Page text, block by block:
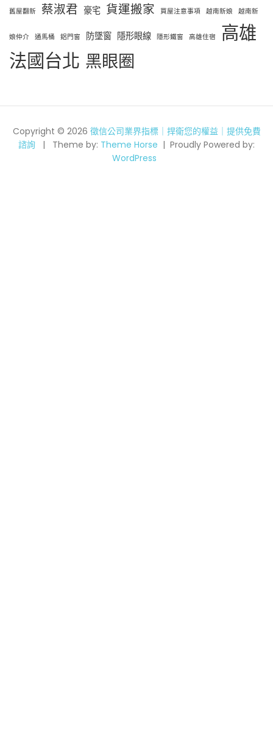
舊屋翻新 蔡淑君 豪宅 貨運搬家 買屋注意事項 越南新娘 越南新
娘仲介 通馬桶 鋁門窗 防墜窗 隱形眼線 隱形鐵窗 高雄住宿
高雄
法國台北 黑眼圈
Copyright © 2026 徵信公司業界指標｜捍衛您的權益｜提供免費
諮詢
Theme by: Theme Horse
Proudly Powered by:
WordPress